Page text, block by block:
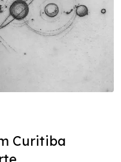
Curitiba